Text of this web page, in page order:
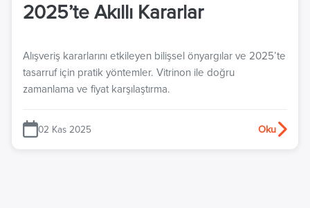
2025’te Akıllı Kararlar
Alışveriş kararlarını etkileyen bilişsel önyargılar ve 2025’te
tasarruf için pratik yöntemler. Vitrinon ile doğru
zamanlama ve fiyat karşılaştırma.
02 Kas 2025 Oku